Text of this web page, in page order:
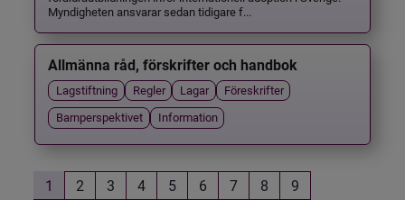
Myndigheten ansvarar sedan tidigare f...
Allmänna råd, förskrifter och handbok
Lagstiftning Regler Lagar
Föreskrifter
Barnperspektivet
Information
1 2 3 4 5 6 7 8
9